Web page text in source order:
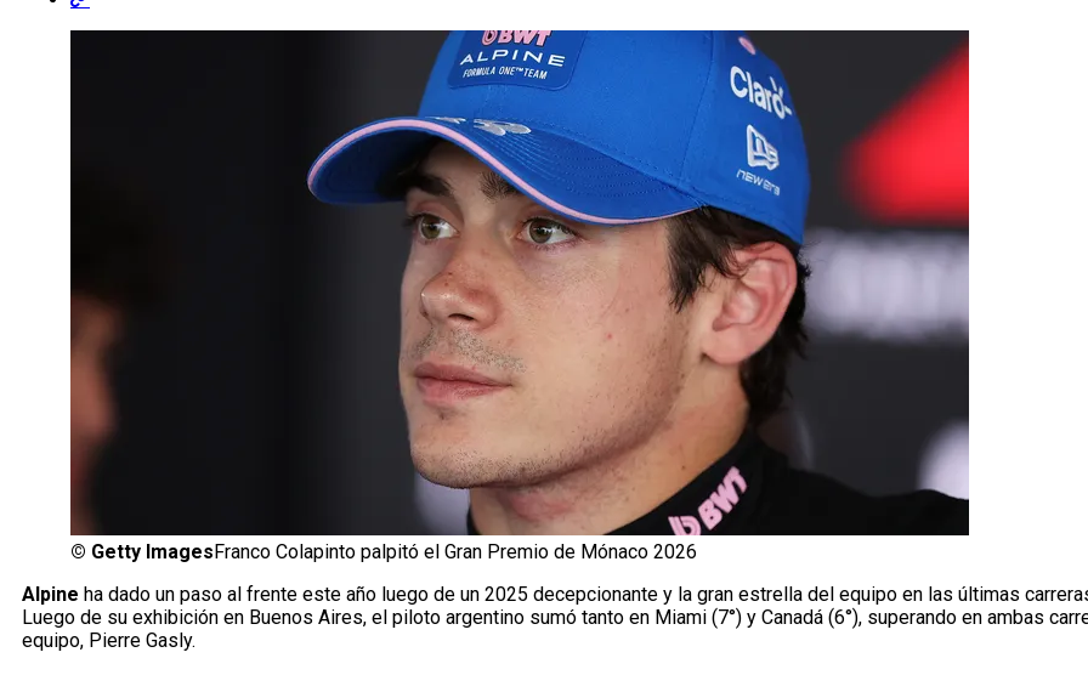
© Getty Images Franco Colapinto palpitó el Gran Premio de Mónaco 2026
Alpine ha dado un paso al frente este año luego de un 2025 decepcionante y la gran estrella del equipo en las últimas
Luego de su exhibición en Buenos Aires, el piloto argentino sumó tanto en Miami (7°) y Canadá (6°), superando en ambas
equipo, Pierre Gasly.